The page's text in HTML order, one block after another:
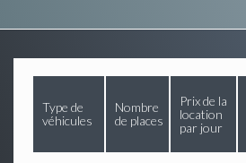
Type de
véhicules
Nombre
de places
Prix de la
location
par jour